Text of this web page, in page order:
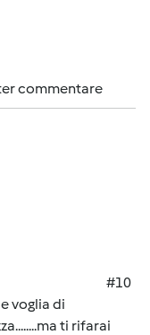
commentare
#10
voglia di
ti rifarai